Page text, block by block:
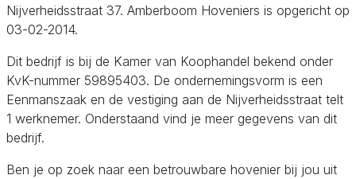
Nijverheidsstraat 37. Amberboom Hoveniers is opgericht op
03-02-2014.
Dit bedrijf is bij de Kamer van Koophandel bekend onder
KvK-nummer 59895403. De ondernemingsvorm is een
Eenmanszaak en de vestiging aan de Nijverheidsstraat telt
1 werknemer. Onderstaand vind je meer gegevens van dit
bedrijf.
Ben je op zoek naar een betrouwbare hovenier bij jou uit